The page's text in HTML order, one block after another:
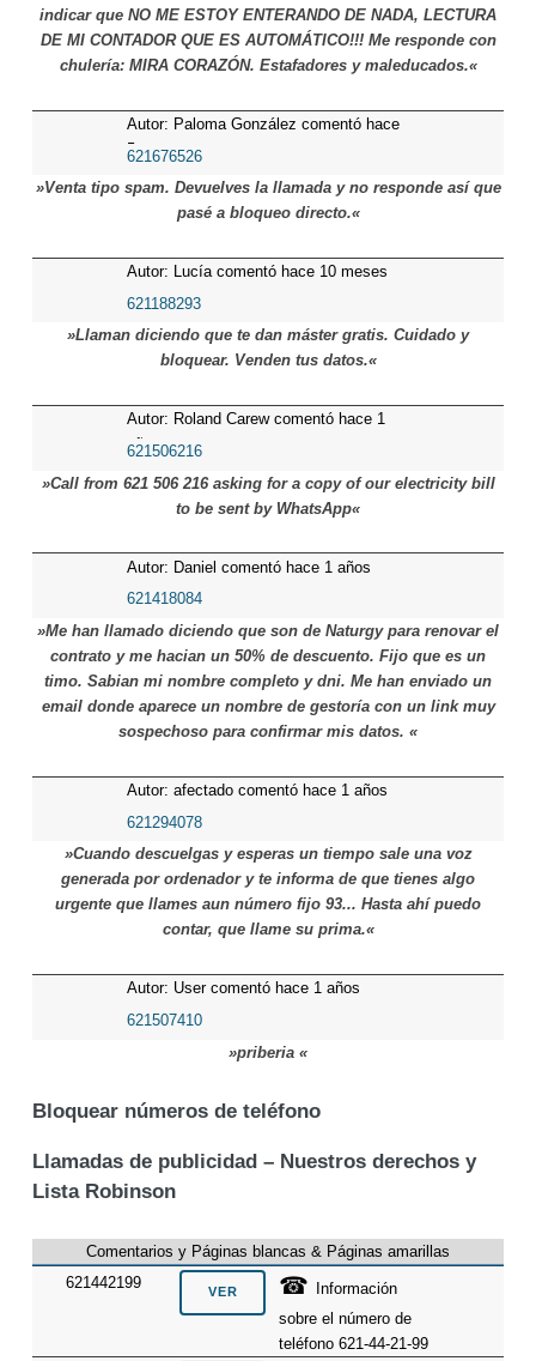
indicar que NO ME ESTOY ENTERANDO DE NADA, LECTURA
DE MI CONTADOR QUE ES AUTOMÁTICO!!! Me responde con
chulería: MIRA CORAZÓN. Estafadores y maleducados.«
Autor: Paloma González comentó hace
5 meses
621676526
»Venta tipo spam. Devuelves la llamada y no responde así que
pasé a bloqueo directo.«
Autor: Lucía comentó hace 10 meses
621188293
»Llaman diciendo que te dan máster gratis. Cuidado y
bloquear. Venden tus datos.«
Autor: Roland Carew comentó hace 1
años
621506216
»Call from 621 506 216 asking for a copy of our electricity bill
to be sent by WhatsApp«
Autor: Daniel comentó hace 1 años
621418084
»Me han llamado diciendo que son de Naturgy para renovar el
contrato y me hacian un 50% de descuento. Fijo que es un
timo. Sabian mi nombre completo y dni. Me han enviado un
email donde aparece un nombre de gestoría con un link muy
sospechoso para confirmar mis datos. «
Autor: afectado comentó hace 1 años
621294078
»Cuando descuelgas y esperas un tiempo sale una voz
generada por ordenador y te informa de que tienes algo
urgente que llames aun número fijo 93... Hasta ahí puedo
contar, que llame su prima.«
Autor: User comentó hace 1 años
621507410
»priberia «
Bloquear números de teléfono
Llamadas de publicidad – Nuestros derechos y
Lista Robinson
Comentarios y Páginas blancas & Páginas amarillas
621442199
☎
Información
sobre el número de
teléfono 621-44-21-99